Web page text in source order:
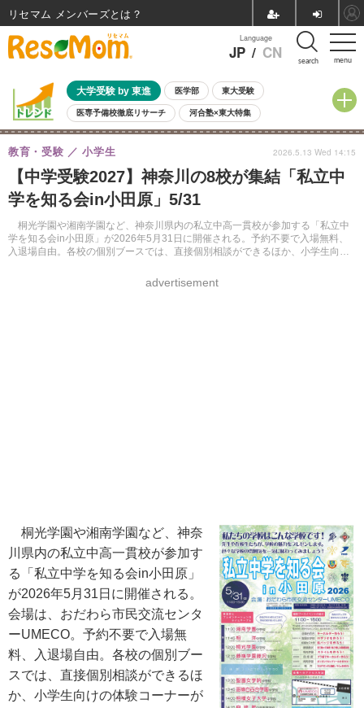
menu
Language
JP / CN search
大学受験 by 東進 医学部 東大受験
医専予備校徹底リサーチ 河合塾×東大特集
親子で考える大学選び 高校受験 中学受験 小学校受験
共通テスト 夏休み
8月開催イベント・WS 全国公立高校 過去問 人気記事
自由研究教材（小学生向け） 自由研究教材（中学生向け）
【中学受験2027】神奈川の8校が集結「私立中
学を知る会in小田原」5/31
桐光学園や湘南学園など、神奈川県内の私立中高一貫校が参加する「私立中
学を知る会in小田原」が2026年5月31日に開催される。予約不要で入場無料、
入退場自由。各校の個別ブースでは、直接個別相談ができるほか、小学生向け
教育・受験 小学生
advertisement
2026.5.13 Wed 14:15
桐光学園や湘南学園など、神奈
川県内の私立中高一貫校が参加す
る「私立中学を知る会in小田原」
が2026年5月31日に開催される。
会場は、おだわら市民交流センタ
ーUMECO。予約不要で入場無
料、入退場自由。各校の個別ブー
スでは、直接個別相談ができるほ
か、小学生向けの体験コーナーが
リセマム メンバーズ